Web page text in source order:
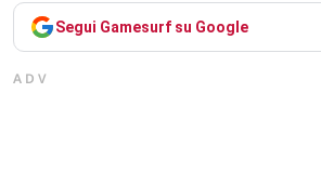
Segui Gamesurf su Google
ADV